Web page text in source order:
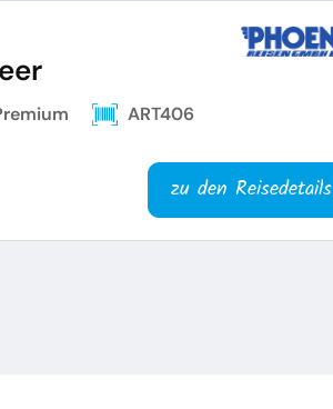
ART406
zu den Reisedetails